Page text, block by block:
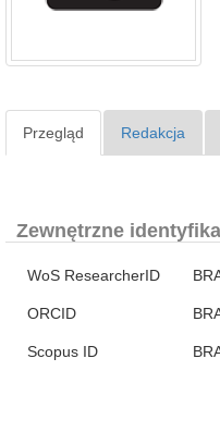
Przegląd Redakcja
Zewnętrzne
WoS ResearcherID
ORCID
Scopus ID